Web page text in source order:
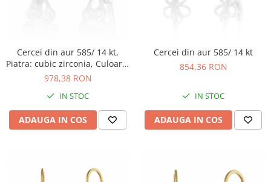
Cercei din aur 585/ 14 kt,
Piatra: cubic zirconia, Culoare:
transparenta
978,38 RON
IN STOC
ADAUGA IN COS
Cercei din aur 585/ 14 kt
854,36 RON
IN STOC
ADAUGA IN COS